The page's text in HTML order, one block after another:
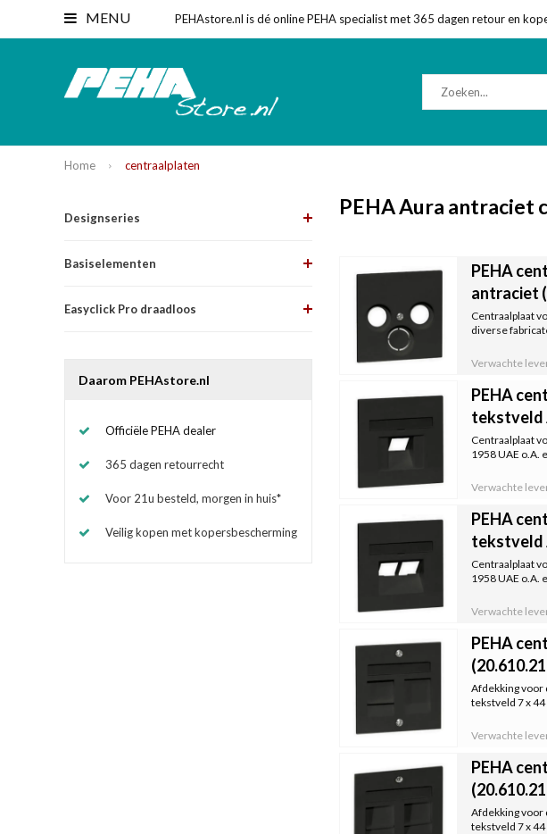
MENU PEHAstore.nl is dé online PEHA specialist met 365 dagen retour en
Home centraalplaten
Designseries
Basiselementen
Easyclick Pro draadloos
Daarom PEHAstore.nl
Officiële PEHA dealer
365 dagen retourrecht
Voor 21u besteld, morgen in huis*
Veilig kopen met kopersbescherming
PEHA Aura antraciet
PEHA
antraciet
Centraalplaat
diverse
Verwachte
PEHA
tekstveld
Centraalplaat
1958 UAE o.A.
Verwachte
PEHA
tekstveld
Centraalplaat
1958 UAE o.A.
Verwachte
PEHA
Afdekking voor
tekstveld 7 x
Verwachte
PEHA
Afdekking voor
tekstveld 7 x